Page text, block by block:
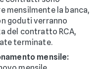
mensilmente la banca,
goduti verranno
del contratto RCA,
terminate.
mensile: